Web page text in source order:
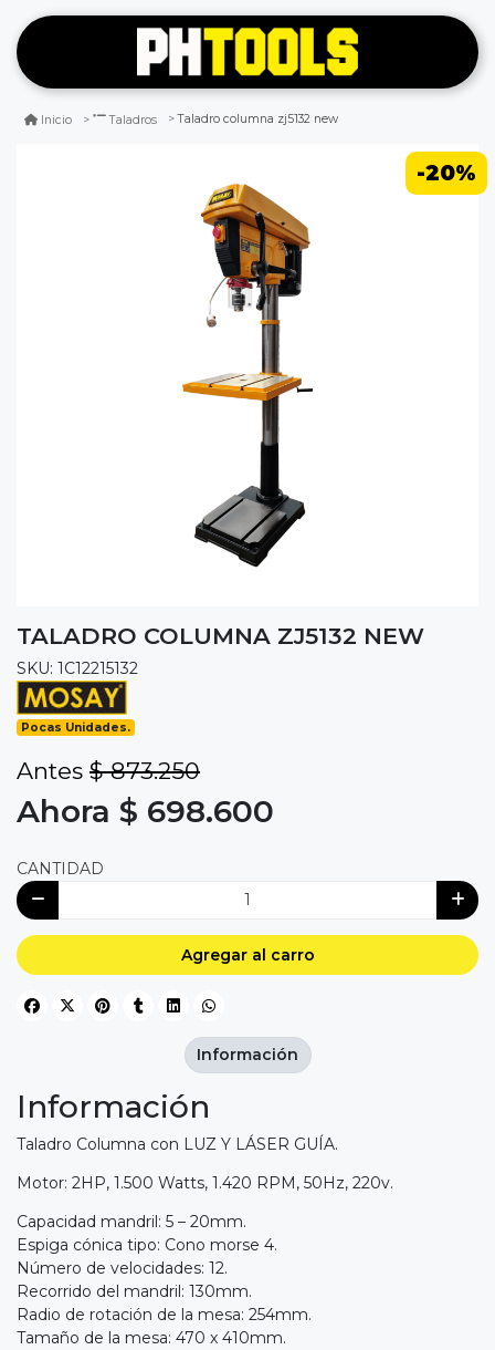
Inicio Taladros Taladro columna zj5132 new
-20%
TALADRO COLUMNA ZJ5132 NEW
SKU: 1C12215132
Pocas Unidades.
Antes $ 873.250
Ahora $ 698.600
CANTIDAD
Agregar al carro
Información
Taladro Columna con LUZ Y LÁSER GUÍA.
Motor: 2HP, 1.500 Watts, 1.420 RPM, 50Hz, 220v.
Capacidad mandril: 5 – 20mm.
Espiga cónica tipo: Cono morse 4.
Número de velocidades: 12.
Recorrido del mandril: 130mm.
Radio de rotación de la mesa: 254mm.
Tamaño de la mesa: 470 x 410mm.
Información